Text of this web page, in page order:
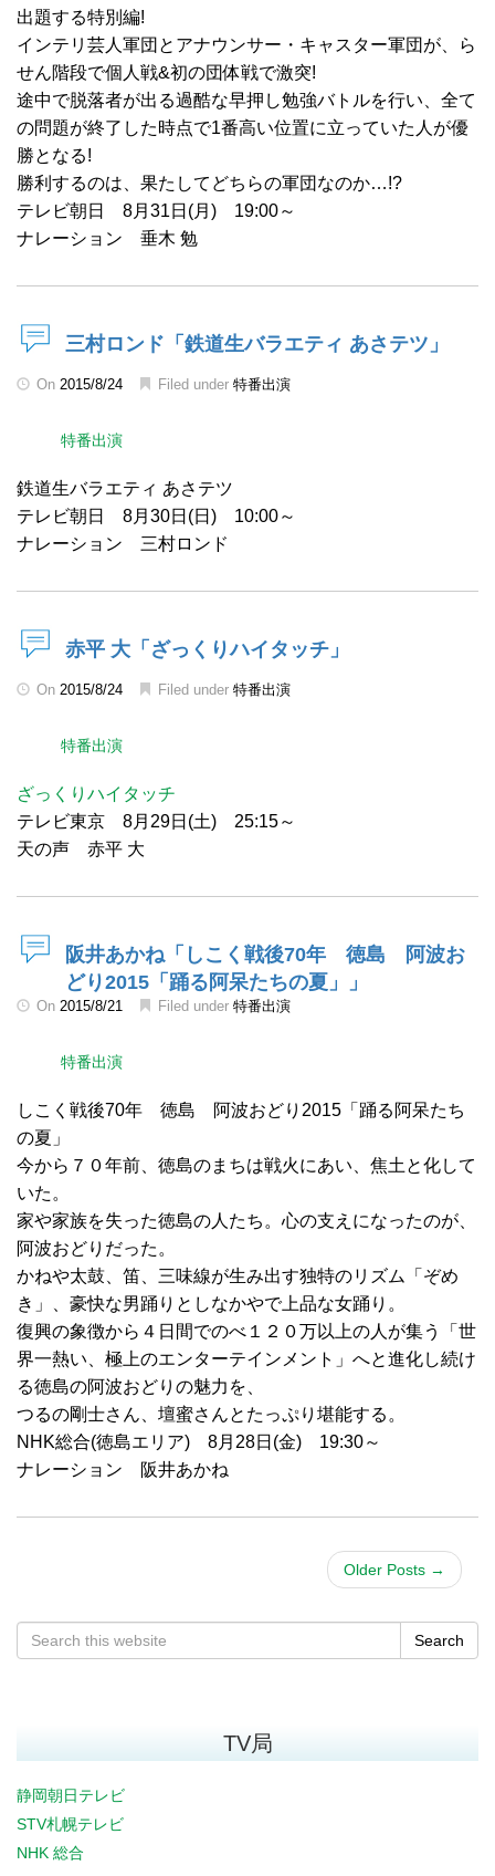
出題する特別編!
インテリ芸人軍団とアナウンサー・キャスター軍団が、ら
せん階段で個人戦&初の団体戦で激突!
途中で脱落者が出る過酷な早押し勉強バトルを行い、全て
の問題が終了した時点で1番高い位置に立っていた人が優
勝となる!
勝利するのは、果たしてどちらの軍団なのか…!?
テレビ朝日 8月31日(月) 19:00～
ナレーション 垂木 勉
三村ロンド「鉄道生バラエティ あさテツ」
On 2015/8/24 Filed under 特番出演
特番出演
鉄道生バラエティ あさテツ
テレビ朝日 8月30日(日) 10:00～
ナレーション 三村ロンド
赤平 大「ざっくりハイタッチ」
On 2015/8/24 Filed under 特番出演
特番出演
ざっくりハイタッチ
テレビ東京 8月29日(土) 25:15～
天の声 赤平 大
阪井あかね「しこく戦後70年 徳島 阿波お
どり2015「踊る阿呆たちの夏」」
On 2015/8/21 Filed under 特番出演
特番出演
しこく戦後70年 徳島 阿波おどり2015「踊る阿呆たち
の夏」
今から７０年前、徳島のまちは戦火にあい、焦土と化して
いた。
家や家族を失った徳島の人たち。心の支えになったのが、
阿波おどりだった。
かねや太鼓、笛、三味線が生み出す独特のリズム「ぞめ
き」、豪快な男踊りとしなかやで上品な女踊り。
復興の象徴から４日間でのべ１２０万以上の人が集う「世
界一熱い、極上のエンターテインメント」へと進化し続け
る徳島の阿波おどりの魅力を、
つるの剛士さん、壇蜜さんとたっぷり堪能する。
NHK総合(徳島エリア) 8月28日(金) 19:30～
ナレーション 阪井あかね
Older Posts →
Search
TV局
静岡朝日テレビ
STV札幌テレビ
NHK 総合